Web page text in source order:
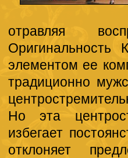
отравляя
элементом ее
традиционно
Но эта
избегает
отклоняет